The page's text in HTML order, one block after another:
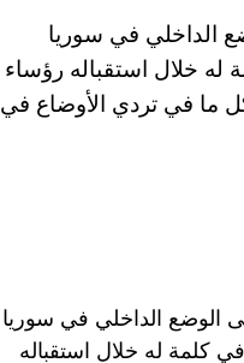
الداخلي في سوريا
له خلال استقباله رؤساء
ما في تردي الأوضاع في
الوضع الداخلي في سوريا
كلمة له خلال استقباله